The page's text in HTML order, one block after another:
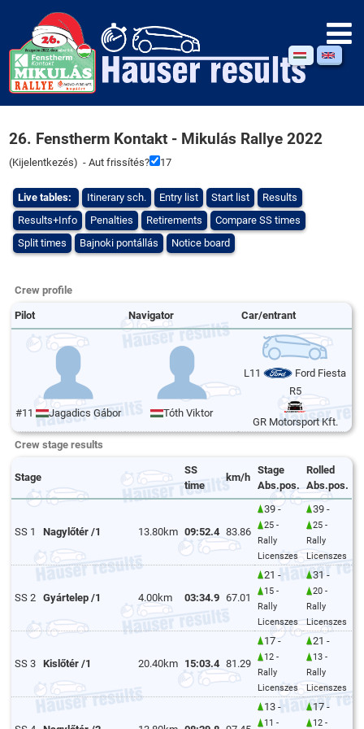
26. Fenstherm Kontakt - Mikulás Rallye 2022
(Kijelentkezés) - Aut frissítés? 16
Live tables: Itinerary sch. Entry list Start list
Results
Results+Info
Penalties Retirements
Compare SS times
Split times
Bajnoki pontállás Notice board
Crew profile
Pilot Navigator Car/entrant
#11 Jagadics Gábor Tóth Viktor
L11
Ford Fiesta
R5
GR Motorsport Kft.
Crew stage results
Stage
SS
time
km/h
Stage
Abs.pos.
Rolled
Abs.pos.
SS 1 Nagylőtér /1 13.80km 09:52.4 83.86
39 -
25 -
Rally
Licenszes
39 -
25 -
Rally
Licenszes
SS 2 Gyártelep /1 4.00km 03:34.9 67.01
21 -
15 -
Rally
Licenszes
31 -
20 -
Rally
Licenszes
SS 3 Kislőtér /1 20.40km 15:03.4 81.29
17 -
12 -
Rally
Licenszes
21 -
13 -
Rally
Licenszes
13 -
11 -
17 -
12 -